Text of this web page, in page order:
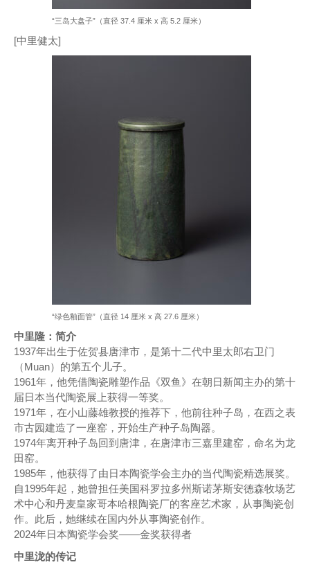
“三岛大盘子”（直径 37.4 厘米 x 高 5.2 厘米）
[中里健太]
“绿色釉面管”（直径 14 厘米 x 高 27.6 厘米）
中里隆：简介
1937年出生于佐贺县唐津市，是第十二代中里太郎右卫门
（Muan）的第五个儿子。
1961年，他凭借陶瓷雕塑作品《双鱼》在朝日新闻主办的第十
届日本当代陶瓷展上获得一等奖。
1971年，在小山藤雄教授的推荐下，他前往种子岛，在西之表
市古园建造了一座窑，开始生产种子岛陶器。
1974年离开种子岛回到唐津，在唐津市三嘉里建窑，命名为龙
田窑。
1985年，他获得了由日本陶瓷学会主办的当代陶瓷精选展奖。
自1995年起，她曾担任美国科罗拉多州斯诺茅斯安德森牧场艺
术中心和丹麦皇家哥本哈根陶瓷厂的客座艺术家，从事陶瓷创
作。此后，她继续在国内外从事陶瓷创作。
2024年日本陶瓷学会奖——金奖获得者
中里泷的传记